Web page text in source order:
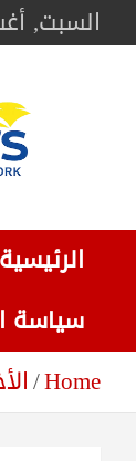
Skip
to السبت,
شبكة باز
الرئيسية
سياسة
Home